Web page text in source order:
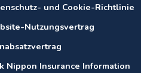
und Cookie-Richtlinie
Nutzungsvertrag
Nippon Insurance Information